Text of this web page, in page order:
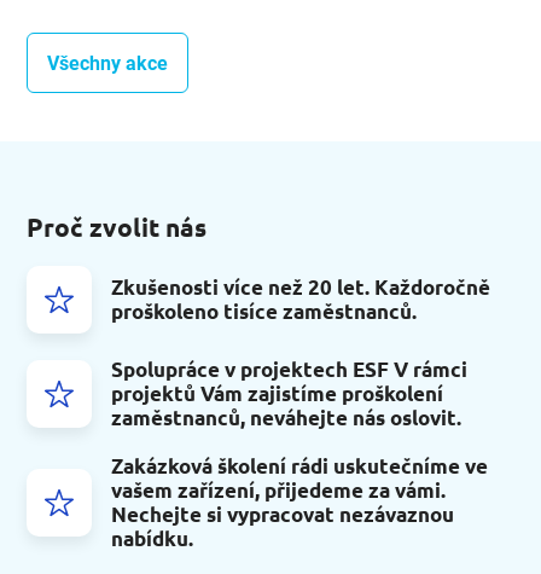
Všechny akce
Proč zvolit nás
Zkušenosti více než 20 let. Každoročně
proškoleno tisíce zaměstnanců.
Spolupráce v projektech ESF V rámci
projektů Vám zajistíme proškolení
zaměstnanců, neváhejte nás oslovit.
Zakázková školení rádi uskutečníme ve
vašem zařízení, přijedeme za vámi.
Nechejte si vypracovat nezávaznou
nabídku.